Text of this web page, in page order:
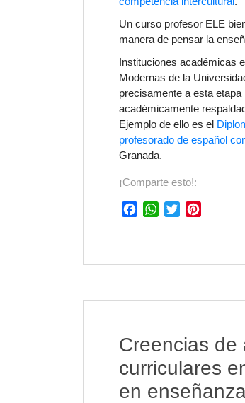
Un curso profesor ELE
manera de pensar la
Instituciones académicas
Modernas de la
precisamente a esta
académicamente
Ejemplo de ello es el
profesorado de español
Granada.
¡Comparte esto!:
o
W
p
r
e
Creencias de
curriculares
en